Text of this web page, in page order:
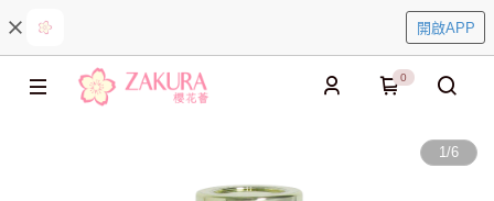
開啟APP
0
1/6